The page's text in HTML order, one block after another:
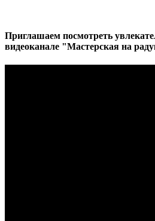
Приглашаем посмотреть
видеоканале "Мастерская на